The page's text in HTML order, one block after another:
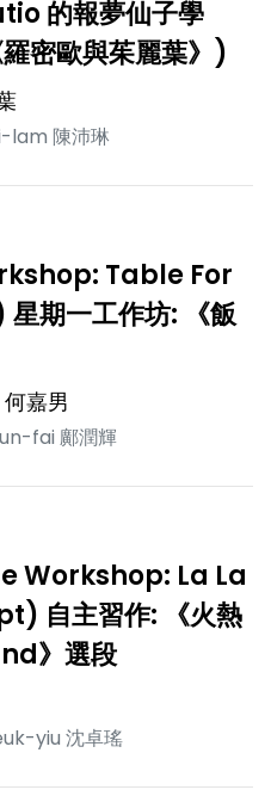
的報夢仙子學
密歐與茱麗葉》)
lam 陳沛琳
Table For
期一工作坊: 《飯
嘉男
fai 鄺潤輝
Workshop: La La
自主習作: 《火熱
》選段
yiu 沈卓瑤